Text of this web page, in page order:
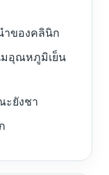
ำของคลินิก
มอุณหภูมิเย็น
ะยังชา